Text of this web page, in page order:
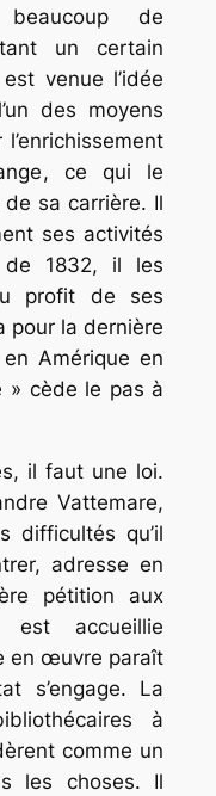
beaucoup de
un certain
venue l’idée
des moyens
ce qui le
sa carrière. Il
ses activités
de 1832, il les
profit de ses
pour la dernière
Amérique en
» cède le pas à
il faut une loi.
Vattemare,
difficultés qu’il
adresse en
pétition aux
est accueillie
en œuvre paraît
s’engage. La
à
comme un
les choses. Il